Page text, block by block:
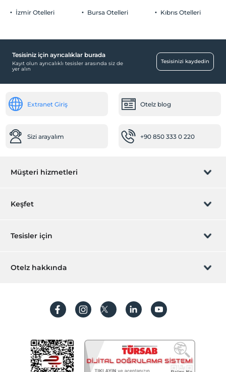
İzmir Otelleri Bursa Otelleri Kıbrıs Otelleri
Tesisiniz için ayrıcalıklar burada
Kayıt olun ayrıcalıklı tesisler arasında siz de
yer alın
Tesisinizi kaydedin
Extranet Giriş Otelz blog
Sizi arayalım +90 850 333 0 220
Müşteri hizmetleri
Rezervasyon yönet
Sıkça sorulan sorular
İşlem rehberi
Keşfet
Hediye Kart
Hesap oluştur
Tesisler için
Hemen tesisinizi ekleyin
Otelz hakkında
Koşullar ve şartlar